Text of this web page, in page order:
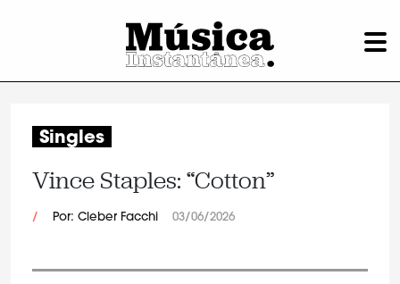
Singles
Vince Staples: “Cotton”
/ Por: Cleber Facchi 03/06/2026